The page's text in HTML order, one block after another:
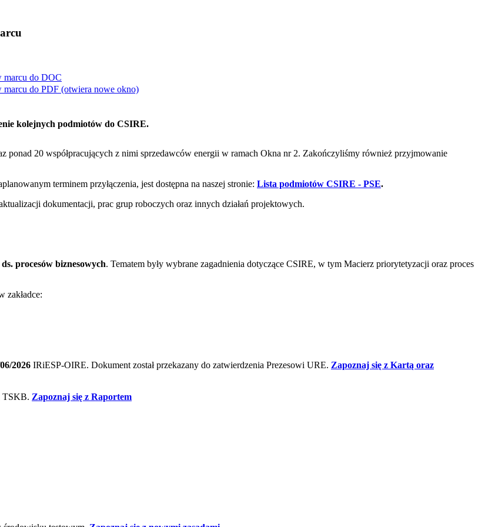
marcu do DOC
marcu do PDF (otwiera nowe okno)
kolejnych podmiotów do CSIRE.
ponad 20 współpracujących z nimi sprzedawców energii w ramach Okna nr 2. Zakończyliśmy również przyjmowanie
terminem przyłączenia, jest dostępna na naszej stronie: Lista podmiotów CSIRE - PSE.
dokumentacji, prac grup roboczych oraz innych działań projektowych.
procesów biznesowych. Tematem były wybrane zagadnienia dotyczące CSIRE, w tym Macierz priorytetyzacji oraz proces
zakładce:
2026 IRiESP‑OIRE. Dokument został przekazany do zatwierdzenia Prezesowi URE. Zapoznaj się z Kartą oraz
TSKB. Zapoznaj się z Raportem